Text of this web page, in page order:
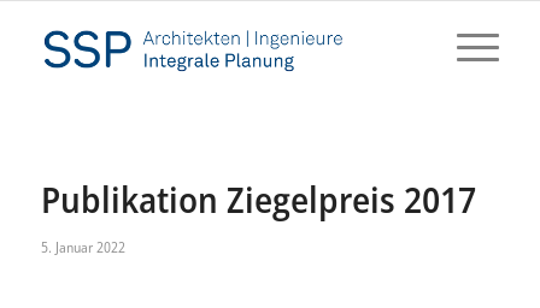
Publikation Ziegelpreis 2017
5. Januar 2022